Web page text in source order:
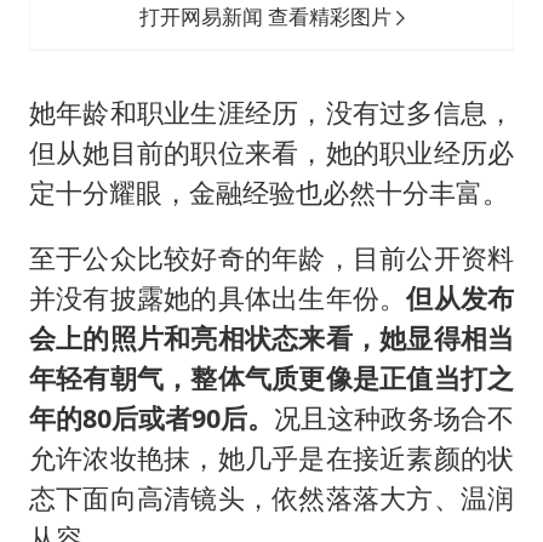
打开网易新闻 查看精彩图片
她年龄和职业生涯经历，没有过多信息，
但从她目前的职位来看，她的职业经历必
定十分耀眼，金融经验也必然十分丰富。
至于公众比较好奇的年龄，目前公开资料
并没有披露她的具体出生年份。但从发布
会上的照片和亮相状态来看，她显得相当
年轻有朝气，整体气质更像是正值当打之
年的80后或者90后。 况且这种政务场合不
允许浓妆艳抹，她几乎是在接近素颜的状
态下面向高清镜头，依然落落大方、温润